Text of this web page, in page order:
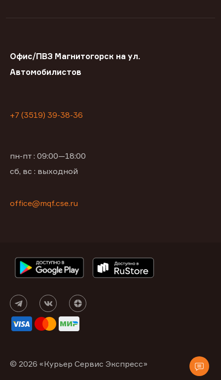
Офис/ПВЗ Магнитогорск на ул.
Автомобилистов
+7 (3519) 39-38-36
пн-пт : 09:00—18:00
сб, вс : выходной
office@mqf.cse.ru
© 2026 «Курьер Сервис Экспресс»